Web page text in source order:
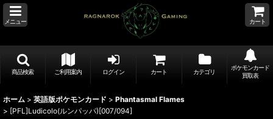
メニュー カート
商品検索 ご利用案内 ログイン カート カテゴリ
ポケモンカード
買取表
ホーム > 英語版ポケモンカード > Phantasmal Flames
> [PFL]Ludicolo(ルンパッパ)[007/094]